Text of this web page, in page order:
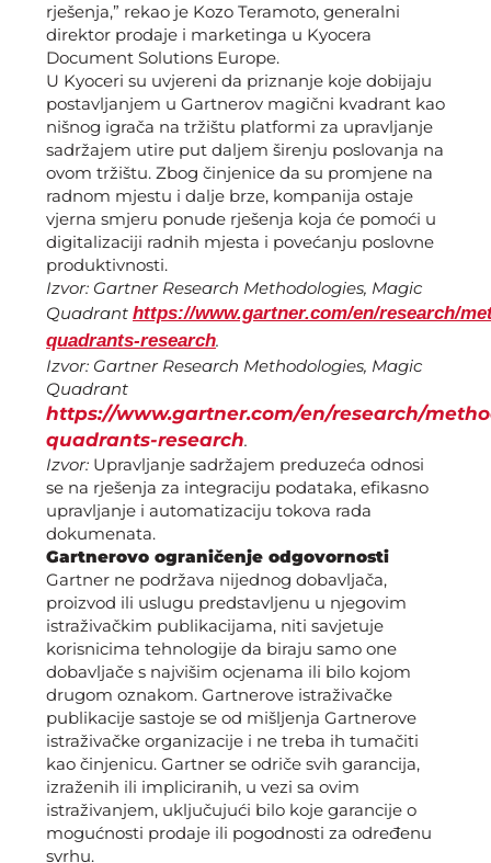
rješenja,” rekao je Kozo Teramoto, generalni
direktor prodaje i marketinga u Kyocera
Document Solutions Europe.
U Kyoceri su uvjereni da priznanje koje dobijaju
postavljanjem u Gartnerov magični kvadrant kao
nišnog igrača na tržištu platformi za upravljanje
sadržajem utire put daljem širenju poslovanja na
ovom tržištu. Zbog činjenice da su promjene na
radnom mjestu i dalje brze, kompanija ostaje
vjerna smjeru ponude rješenja koja će pomoći u
digitalizaciji radnih mjesta i povećanju poslovne
produktivnosti.
Izvor: Gartner Research Methodologies, Magic
Quadrant https://www.gartner.com/en/research/
quadrants-research.
Izvor: Gartner Research Methodologies, Magic
Quadrant
https://www.gartner.com/en/research/
quadrants-research.
Izvor: Upravljanje sadržajem preduzeća odnosi
se na rješenja za integraciju podataka, efikasno
upravljanje i automatizaciju tokova rada
dokumenata.
Gartnerovo ograničenje odgovornosti
Gartner ne podržava nijednog dobavljača,
proizvod ili uslugu predstavljenu u njegovim
istraživačkim publikacijama, niti savjetuje
korisnicima tehnologije da biraju samo one
dobavljače s najvišim ocjenama ili bilo kojom
drugom oznakom. Gartnerove istraživačke
publikacije sastoje se od mišljenja Gartnerove
istraživačke organizacije i ne treba ih tumačiti
kao činjenicu. Gartner se odriče svih garancija,
izraženih ili impliciranih, u vezi sa ovim
istraživanjem, uključujući bilo koje garancije o
mogućnosti prodaje ili pogodnosti za određenu
svrhu.